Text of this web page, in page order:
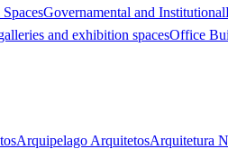
Governamental and Institutional
and exhibition spacesOffice
Arquipelago ArquitetosArquitetura